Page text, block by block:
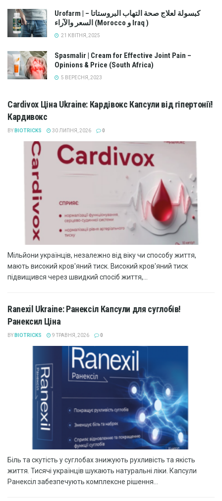
Urofarm | كبسولة لعلاج صحة التهاب البروستاتا –
السعر والآراء (Morocco و Iraq )
21 КВІТНЯ, 2025
Spasmalir | Cream for Effective Joint Pain –
Opinions & Price (South Africa)
5 ВЕРЕСНЯ, 2023
Cardivox Ціна Ukraine: Кардівокс Капсули від гіпертонії!
Кардивокс
BY BIOTRICKS 30 ЛИПНЯ, 2026 0
Мільйони українців, незалежно від віку чи способу життя,
мають високий кров'яний тиск. Високий кров'яний тиск
підвищився через швидкий спосіб життя,...
Ranexil Ukraine: Ранексіл Капсули для суглобів!
Ранексил Ціна
BY BIOTRICKS 9 ТРАВНЯ, 2026 0
Біль та скутість у суглобах знижують рухливість та якість
життя. Тисячі українців шукають натуральні ліки. Капсули
Ранексіл забезпечують комплексне рішення...